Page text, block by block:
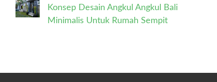
Konsep Desain Angkul Angkul Bali
Minimalis Untuk Rumah Sempit